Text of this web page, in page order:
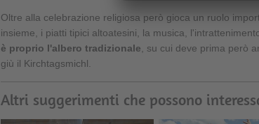
Oltre alla celebrazione religiosa però gioca un ruolo
insieme, i piatti tipici altoatesini, la musica,
è proprio l'albero tradizionale , su cui deve prima però
giù il Kirchtagsmichl.
Altri suggerimenti che possono